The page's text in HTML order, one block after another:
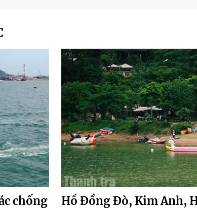
chống
Hồ Đồng Đò, Kim Anh,